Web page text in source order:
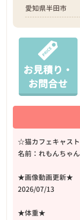
愛知県半田市
お見積り・
お問合せ
☆猫カフェキャス
名前：れもんちゃん
★画像動画更新★
2026/07/13
★体重★